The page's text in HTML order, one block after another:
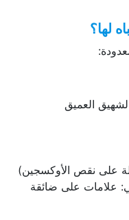
لها؟
العميق
على نقص الأوكسجين)
علامات على ضائقة